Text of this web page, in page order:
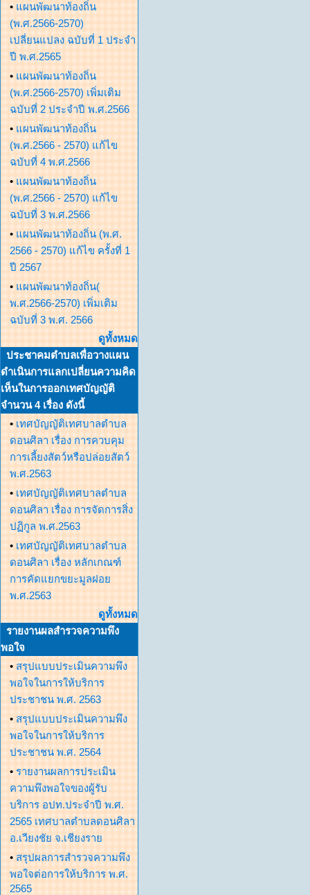
• แผนพัฒนาท้องถิ่น
(พ.ศ.2566-2570)
เปลี่ยนแปลง ฉบับที่ 1 ประจำ
ปี พ.ศ.2565
• แผนพัฒนาท้องถิ่น
(พ.ศ.2566-2570) เพิ่มเติม
ฉบับที่ 2 ประจำปี พ.ศ.2566
• แผนพัฒนาท้องถิ่น
(พ.ศ.2566 - 2570) แก้ไข
ฉบับที่ 4 พ.ศ.2566
• แผนพัฒนาท้องถิ่น
(พ.ศ.2566 - 2570) แก้ไข
ฉบับที่ 3 พ.ศ.2566
• แผนพัฒนาท้องถิ่น (พ.ศ.
2566 - 2570) แก้ไข ครั้งที่ 1
ปี 2567
• แผนพัฒนาท้องถิ่น(
พ.ศ.2566-2570) เพิ่มเติม
ฉบับที่ 3 พ.ศ. 2566
ดูทั้งหมด
ประชาคมตำบลเพื่อวางแผน
ดำเนินการแลกเปลี่ยนความคิด
เห็นในการออกเทศบัญญัติ
จำนวน 4 เรื่อง ดังนี้
• เทศบัญญัติเทศบาลตำบล
ดอนศิลา เรื่อง การควบคุม
การเลี้ยงสัตว์หรือปล่อยสัตว์
พ.ศ.2563
• เทศบัญญัติเทศบาลตำบล
ดอนศิลา เรื่อง การจัดการสิ่ง
ปฏิกูล พ.ศ.2563
• เทศบัญญัติเทศบาลตำบล
ดอนศิลา เรื่อง หลักเกณฑ์
การคัดแยกขยะมูลฝอย
พ.ศ.2563
ดูทั้งหมด
รายงานผลสำรวจความพึง
พอใจ
• สรุปแบบประเมินความพึง
พอใจในการให้บริการ
ประชาชน พ.ศ. 2563
• สรุปแบบประเมินความพึง
พอใจในการให้บริการ
ประชาชน พ.ศ. 2564
• รายงานผลการประเมิน
ความพึงพอใจของผู้รับ
บริการ อปท.ประจำปี พ.ศ.
2565 เทศบาลตำบลดอนศิลา
อ.เวียงชัย จ.เชียงราย
• สรุปผลการสำรวจความพึง
พอใจต่อการให้บริการ พ.ศ.
2565